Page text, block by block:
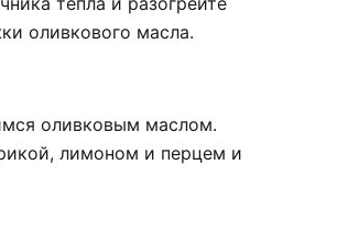
оливкового масла.
оливковым маслом.
лимоном и перцем и